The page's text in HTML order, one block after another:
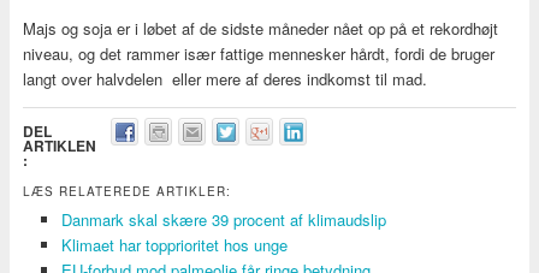
Majs og soja er i løbet af de sidste måneder nået op på et rekordhøjt
niveau, og det rammer især fattige mennesker hårdt, fordi de bruger
langt over halvdelen eller mere af deres indkomst til mad.
DEL
ARTIKLEN
:
LÆS RELATEREDE ARTIKLER:
Danmark skal skære 39 procent af klimaudslip
Klimaet har topprioritet hos unge